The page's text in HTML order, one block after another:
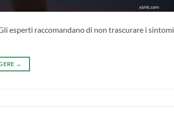
esperti raccomandano di non trascurare i sintomi
→